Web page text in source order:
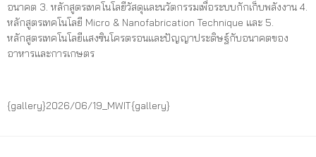
อนาคต 3. หลักสูตรเทคโนโลยีวัสดุและนวัตกรรมเพื่อระบบกักเก็บพลังงาน 4.
หลักสูตรเทคโนโลยี Micro & Nanofabrication Technique และ 5.
หลักสูตรเทคโนโลยีแสงซินโครตรอนและปัญญาประดิษฐ์กับอนาคตของ
อาหารและการเกษตร
{gallery}2026/06/19_MWIT{gallery}